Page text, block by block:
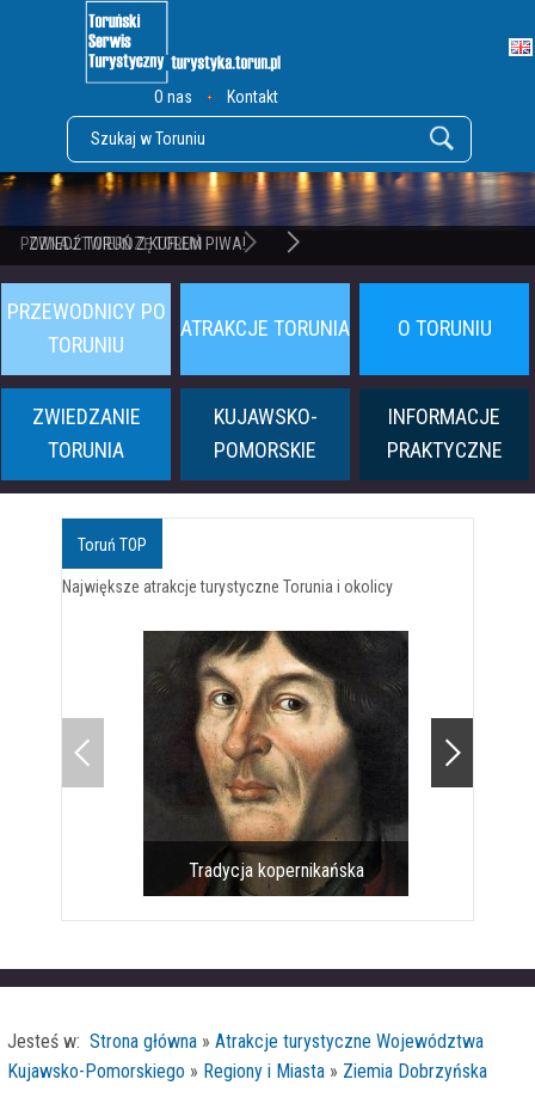
O nas Kontakt
POZNAJ TWIERDZĘ TORUŃ
PRZEWODNICY PO
TORUNIU
ATRAKCJE TORUNIA O TORUNIU
ZWIEDZANIE
TORUNIA
KUJAWSKO-
POMORSKIE
INFORMACJE
PRAKTYCZNE
Toruń TOP
Największe atrakcje turystyczne Torunia i okolicy
Tradycja kopernikańska
Jesteś w: Strona główna » Atrakcje turystyczne Województwa
Kujawsko-Pomorskiego » Regiony i Miasta » Ziemia Dobrzyńska